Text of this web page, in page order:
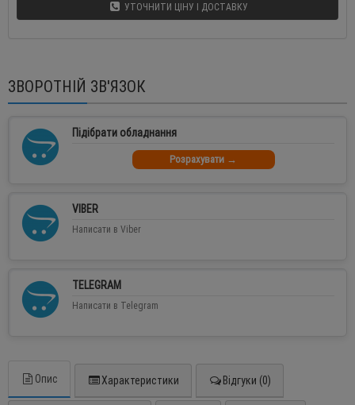
УТОЧНИТИ ЦІНУ І ДОСТАВКУ
ЗВОРОТНІЙ ЗВ'ЯЗОК
Підібрати обладнання
Розрахувати →
VIBER
Написати в Viber
TELEGRAM
Написати в Telegram
Опис Характеристики Відгуки (0)